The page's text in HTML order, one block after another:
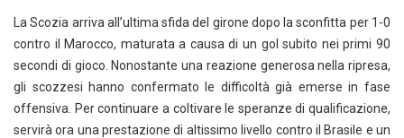
La Scozia arriva all’ultima sfida del girone dopo la sconfitta per 1-0
contro il Marocco, maturata a causa di un gol subito nei primi 90
secondi di gioco. Nonostante una reazione generosa nella ripresa,
gli scozzesi hanno confermato le difficoltà già emerse in fase
offensiva. Per continuare a coltivare le speranze di qualificazione,
servirà ora una prestazione di altissimo livello contro il Brasile e un